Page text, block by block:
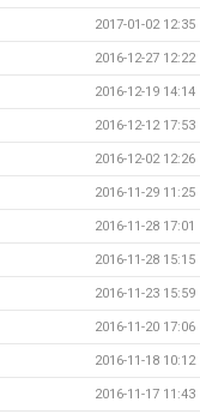
2017-01-02 12:35
2016-12-27 12:22
2016-12-19 14:14
2016-12-12 17:53
2016-12-02 12:26
2016-11-29 11:25
2016-11-28 17:01
2016-11-28 15:15
2016-11-23 15:59
2016-11-20 17:06
2016-11-18 10:12
2016-11-17 11:43